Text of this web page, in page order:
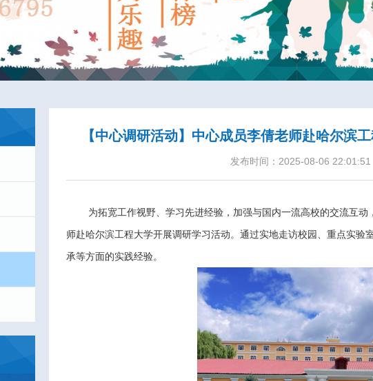
【中心调研活动】中心成员李倩老师赴哈尔滨
发布时间：2025-08-06 22:01:51
为拓宽工作视野、学习先进经验，加强与国内一流高校的交流互动，
师赴哈尔滨工程大学开展调研学习活动。通过实地走访校园、重点实验
承等方面的实践经验。